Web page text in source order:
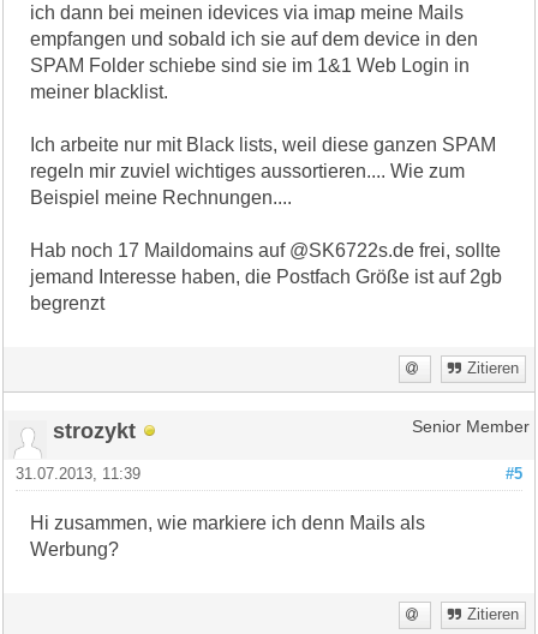
ich dann bei meinen idevices via imap meine Mails
empfangen und sobald ich sie auf dem device in den
SPAM Folder schiebe sind sie im 1&1 Web Login in
meiner blacklist.
Ich arbeite nur mit Black lists, weil diese ganzen SPAM
regeln mir zuviel wichtiges aussortieren.... Wie zum
Beispiel meine Rechnungen....
Hab noch 17 Maildomains auf @SK6722s.de frei, sollte
jemand Interesse haben, die Postfach Größe ist auf 2gb
begrenzt
Zitieren
strozykt Senior Member
#5
31.07.2013, 11:39
Hi zusammen, wie markiere ich denn Mails als
Werbung?
Zitieren